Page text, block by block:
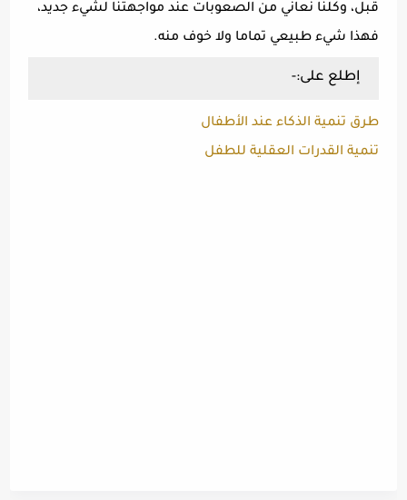
قبل، وكلنا نعاني من الصعوبات عند مواجهتنا لشيء جديد،
فهذا شيء طبيعي تماما ولا خوف منه.
إطلع على:-
طرق تنمية الذكاء عند الأطفال
تنمية القدرات العقلية للطفل